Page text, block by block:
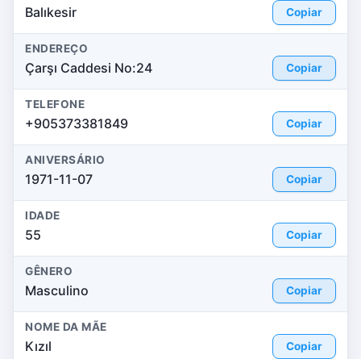
Balıkesir Copiar
ENDEREÇO
Çarşı Caddesi No:24 Copiar
TELEFONE
+905373381849 Copiar
ANIVERSÁRIO
1971-11-07 Copiar
IDADE
55 Copiar
GÊNERO
Masculino Copiar
NOME DA MÃE
Kızıl Copiar